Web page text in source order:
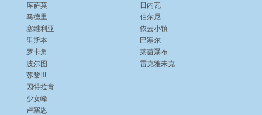
库萨莫
马德里
塞维利亚
里斯本
罗卡角
波尔图
苏黎世
因特拉肯
少女峰
卢塞恩
日内瓦
伯尔尼
依云小镇
巴塞尔
莱茵瀑布
雷克雅未克